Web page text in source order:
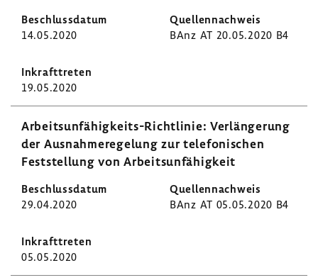
14.05.2020 BAnz AT 20.05.2020 B4
19.05.2020
Arbeitsunfähigkeits-​Richtlinie: Verlän­ge­rung
der Ausnah­me­re­ge­lung zur tele­fo­ni­schen
Fest­stel­lung von Arbeits­un­fä­hig­keit
29.04.2020 BAnz AT 05.05.2020 B4
05.05.2020